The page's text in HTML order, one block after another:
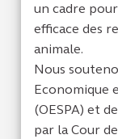
un cadre
efficace des
animale.
Nous
Economique
(OESPA) et
par la Cour